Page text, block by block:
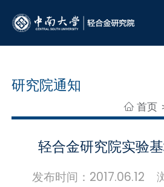
研究院通知
首页
轻合金研究院实验
发布时间：2017.06.12